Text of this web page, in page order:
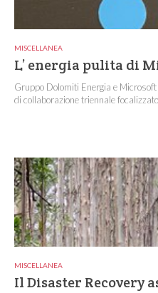
MISCELLANEA
L’ energia pulita di
Gruppo Dolomiti Energia e
di collaborazione triennale
MISCELLANEA
Il Disaster Recovery